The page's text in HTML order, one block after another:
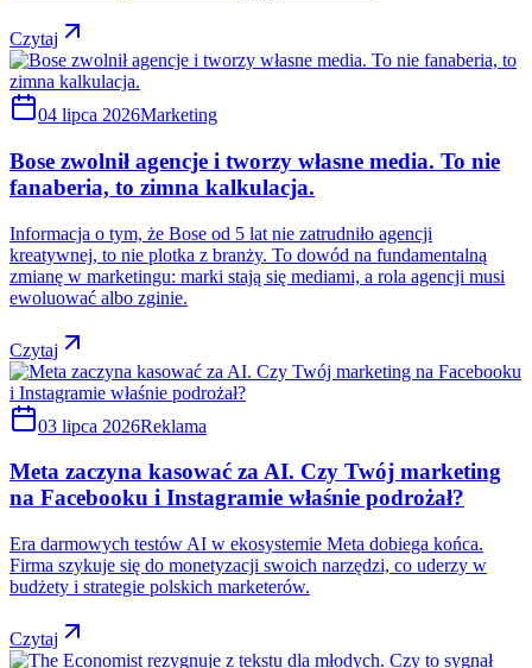
Czytaj
04 lipca 2026Marketing
Bose zwolnił agencje i tworzy własne media. To nie
fanaberia, to zimna kalkulacja.
Informacja o tym, że Bose od 5 lat nie zatrudniło agencji
kreatywnej, to nie plotka z branży. To dowód na fundamentalną
zmianę w marketingu: marki stają się mediami, a rola agencji musi
ewoluować albo zginie.
Czytaj
03 lipca 2026Reklama
Meta zaczyna kasować za AI. Czy Twój marketing
na Facebooku i Instagramie właśnie podrożał?
Era darmowych testów AI w ekosystemie Meta dobiega końca.
Firma szykuje się do monetyzacji swoich narzędzi, co uderzy w
budżety i strategie polskich marketerów.
Czytaj